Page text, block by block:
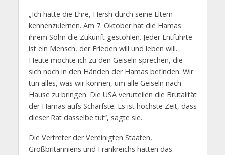
„Ich hatte die Ehre, Hersh durch seine Eltern
kennenzulernen. Am 7. Oktober hat die Hamas
ihrem Sohn die Zukunft gestohlen. Jeder Entführte
ist ein Mensch, der Frieden will und leben will.
Heute möchte ich zu den Geiseln sprechen, die
sich noch in den Händen der Hamas befinden: Wir
tun alles, was wir können, um alle Geiseln nach
Hause zu bringen. Die USA verurteilen die Brutalität
der Hamas aufs Schärfste. Es ist höchste Zeit, dass
dieser Rat dasselbe tut“, sagte sie.
Die Vertreter der Vereinigten Staaten,
Großbritanniens und Frankreichs hatten das